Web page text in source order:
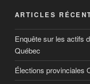
ARTICLES
Enquête sur les actifs
Québec
Élections provinciales